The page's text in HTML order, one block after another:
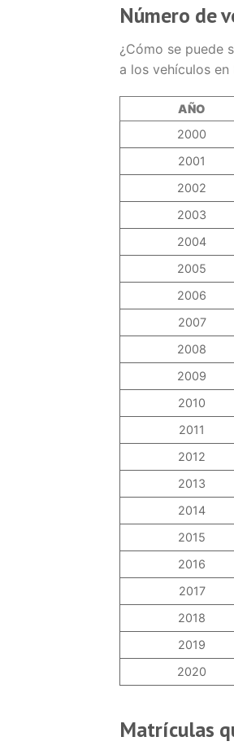
Número de
¿Cómo se puede
a los vehículos
AÑO
2000
2001
2002
2003
2004
2005
2006
2007
2008
2009
2010
2011
2012
2013
2014
2015
2016
2017
2018
2019
2020
Matrículas